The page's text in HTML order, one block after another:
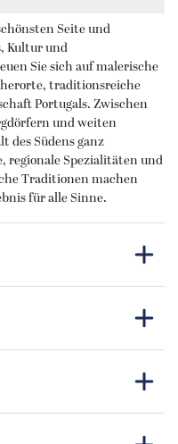
Seite und
Kultur und
Sie sich auf malerische
traditionsreiche
Portugals. Zwischen
und weiten
des Südens ganz
regionale Spezialitäten und
Traditionen machen
für alle Sinne.
Reise mit dem Flug
Fahrt bereits erste
steht, um einen
liegt in